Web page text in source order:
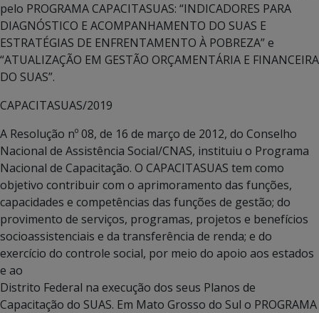
pelo PROGRAMA CAPACITASUAS: “INDICADORES PARA
DIAGNÓSTICO E ACOMPANHAMENTO DO SUAS E
ESTRATÉGIAS DE ENFRENTAMENTO À POBREZA” e
“ATUALIZAÇÃO EM GESTÃO ORÇAMENTÁRIA E FINANCEIRA
DO SUAS”.
CAPACITASUAS/2019
A Resolução nº 08, de 16 de março de 2012, do Conselho
Nacional de Assistência Social/CNAS, instituiu o Programa
Nacional de Capacitação. O CAPACITASUAS tem como
objetivo contribuir com o aprimoramento das funções,
capacidades e competências das funções de gestão; do
provimento de serviços, programas, projetos e benefícios
socioassistenciais e da transferência de renda; e do
exercício do controle social, por meio do apoio aos estados
e ao
Distrito Federal na execução dos seus Planos de
Capacitação do SUAS. Em Mato Grosso do Sul o PROGRAMA